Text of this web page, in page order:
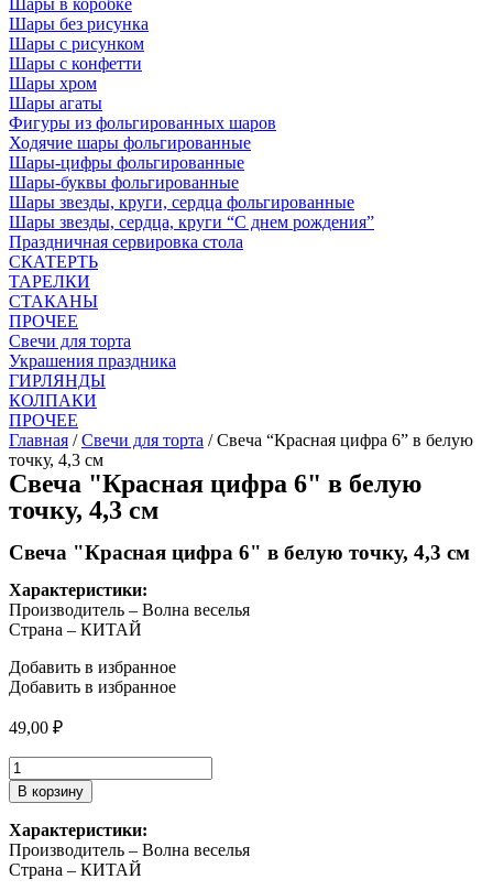
Шары без рисунка
Шары с рисунком
Шары с конфетти
Шары хром
Шары агаты
Фигуры из фольгированных шаров
Ходячие шары фольгированные
Шары-цифры фольгированные
Шары-буквы фольгированные
Шары звезды, круги, сердца фольгированные
Шары звезды, сердца, круги “С днем рождения”
Праздничная сервировка стола
СКАТЕРТЬ
ТАРЕЛКИ
СТАКАНЫ
ПРОЧЕЕ
Свечи для торта
Украшения праздника
ГИРЛЯНДЫ
КОЛПАКИ
ПРОЧЕЕ
Главная /Свечи для торта / Свеча “Красная цифра 6” в белую
точку, 4,3 см
Свеча "Красная цифра 6" в белую
точку, 4,3 см
Свеча "Красная цифра 6" в белую точку, 4,3 см
Характеристики:
Производитель – Волна веселья
Страна – КИТАЙ
Добавить в избранное
Добавить в избранное
49,00 ₽
Количество
товара
Свеча
"Красная
цифра
6"
В корзину
Характеристики:
Производитель – Волна веселья
Страна – КИТАЙ